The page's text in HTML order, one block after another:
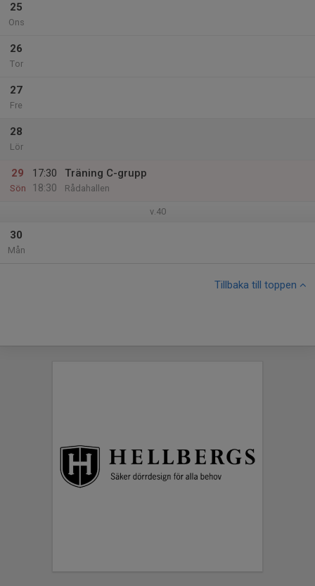
25
Ons
26
Tor
27
Fre
28
Lör
29
Sön
17:30
18:30
Träning C-grupp
Rådahallen
v.40
30
Mån
Tillbaka till toppen